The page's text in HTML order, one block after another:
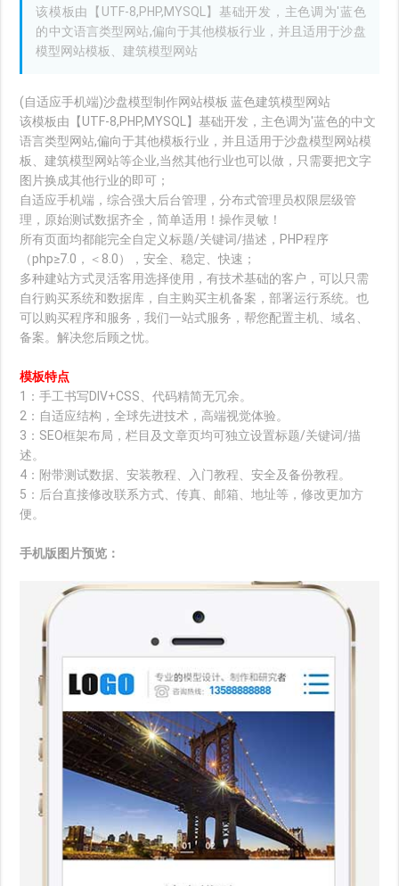
该模板由【UTF-8,PHP,MYSQL】基础开发，主色调为'蓝色
的中文语言类型网站,偏向于其他模板行业，并且适用于沙盘
模型网站模板、建筑模型网站
(自适应手机端)沙盘模型制作网站模板 蓝色建筑模型网站
该模板由【UTF-8,PHP,MYSQL】基础开发，主色调为'蓝色的中文
语言类型网站,偏向于其他模板行业，并且适用于沙盘模型网站模
板、建筑模型网站等企业,当然其他行业也可以做，只需要把文字
图片换成其他行业的即可；
自适应手机端，综合强大后台管理，分布式管理员权限层级管
理，原始测试数据齐全，简单适用！操作灵敏！
所有页面均都能完全自定义标题/关键词/描述，PHP程序
（php≥7.0，＜8.0），安全、稳定、快速；
多种建站方式灵活客用选择使用，有技术基础的客户，可以只需
自行购买系统和数据库，自主购买主机备案，部署运行系统。也
可以购买程序和服务，我们一站式服务，帮您配置主机、域名、
备案。解决您后顾之忧。
模板特点
1：手工书写DIV+CSS、代码精简无冗余。
2：自适应结构，全球先进技术，高端视觉体验。
3：SEO框架布局，栏目及文章页均可独立设置标题/关键词/描
述。
4：附带测试数据、安装教程、入门教程、安全及备份教程。
5：后台直接修改联系方式、传真、邮箱、地址等，修改更加方
便。
手机版图片预览：